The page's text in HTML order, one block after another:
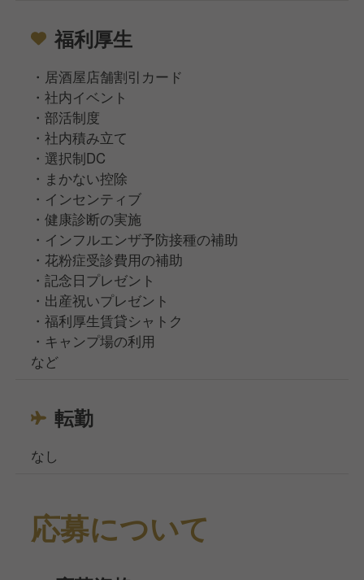
福利厚生
・居酒屋店舗割引カード
・社内イベント
・部活制度
・社内積み立て
・選択制DC
・まかない控除
・インセンティブ
・健康診断の実施
・インフルエンザ予防接種の補助
・花粉症受診費用の補助
・記念日プレゼント
・出産祝いプレゼント
・福利厚生賃貸シャトク
・キャンプ場の利用
など
転勤
なし
応募について